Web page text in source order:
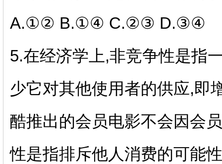
A.①② B.①④ C.②③ D.③④
5.在经济学上,非竞争性是指
少它对其他使用者的供应,即
酷推出的会员电影不会因会
性是指排斥他人消费的可能性